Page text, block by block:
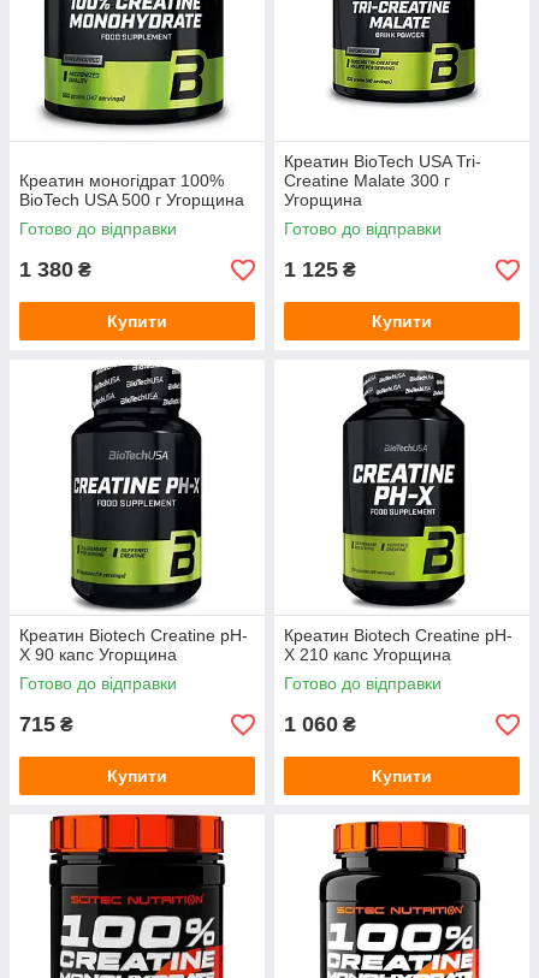
Креатин моногідрат 100%
BioTech USA 500 г Угорщина
Готово до відправки
1 380 ₴
Купити
Креатин BioTech USA Tri-
Creatine Malate 300 г
Угорщина
Готово до відправки
1 125 ₴
Купити
Креатин Biotech Creatine pH-
X 90 капс Угорщина
Готово до відправки
715 ₴
Купити
Креатин Biotech Creatine pH-
X 210 капс Угорщина
Готово до відправки
1 060 ₴
Купити